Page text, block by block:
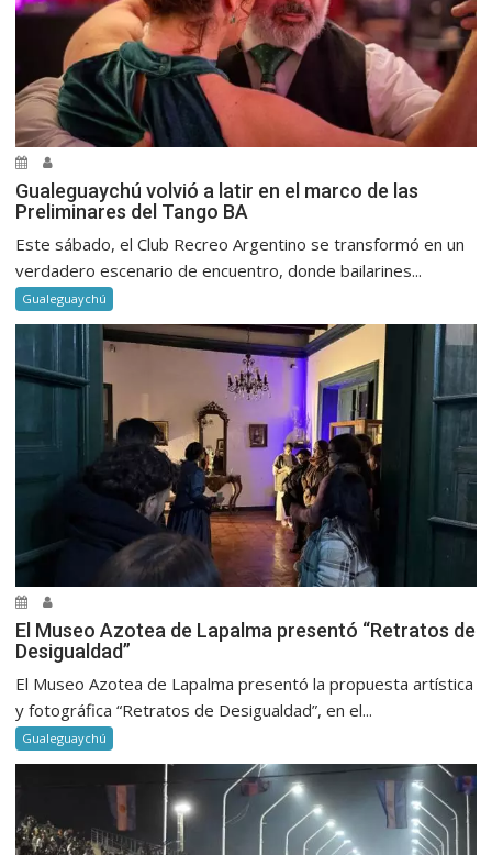
Gualeguaychú volvió a latir en el marco de las
Preliminares del Tango BA
Este sábado, el Club Recreo Argentino se transformó en un
verdadero escenario de encuentro, donde bailarines...
Gualeguaychú
El Museo Azotea de Lapalma presentó “Retratos de
Desigualdad”
El Museo Azotea de Lapalma presentó la propuesta artística
y fotográfica “Retratos de Desigualdad”, en el...
Gualeguaychú